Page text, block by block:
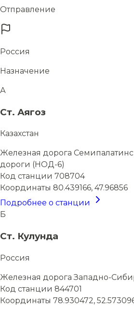
Отправление
Россия
Назначение
А
Ст. Аягоз
Казахстан
Железная дорога
дороги (НОД-6)
Код станции 708704
Координаты 80.439166, 47.96856
Подробнее о станции
Б
Ст. Кулунда
Россия
Железная дорога Западно-
Код станции 844701
Координаты 78.930472,